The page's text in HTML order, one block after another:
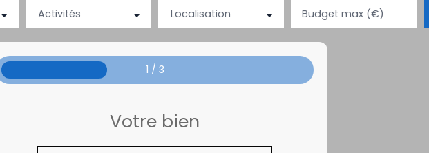
Activités Localisation Budget max (€)
1 / 3
Votre bien